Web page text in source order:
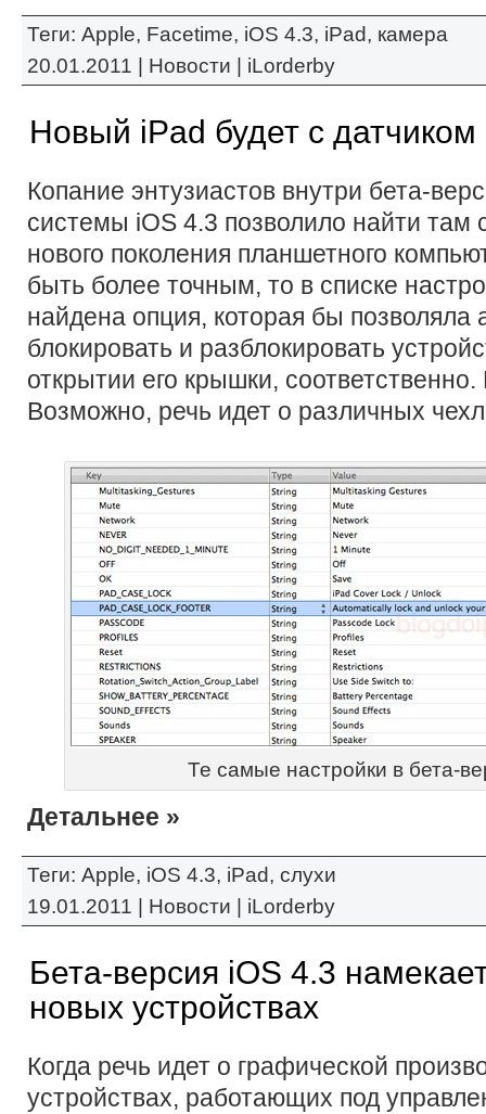
Теги: Apple, Facetime, iOS 4.3, iPad, камера
20.01.2011 | Новости iLorderby
Новый iPad будет с
Копание энтузиастов внутри бета-
системы iOS 4.3 позволило найти
нового поколения планшетного
быть более точным, то в списке
найдена опция, которая бы позволяла
блокировать и разблокировать
открытии его крышки,
Возможно, речь идет о различных
Те самые настройки в бета-
Детальнее »
Теги: Apple, iOS 4.3, iPad, слухи
19.01.2011 | Новости iLorderby
Бета-версия iOS 4.3
новых устройствах
Когда речь идет о графической
устройствах, работающих под